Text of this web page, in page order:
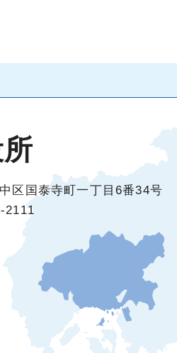
区国泰寺町一丁目6番34号
2111